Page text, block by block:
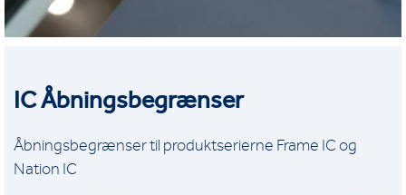
IC Åbningsbegrænser
Åbningsbegrænser til produktserierne Frame IC og
Nation IC